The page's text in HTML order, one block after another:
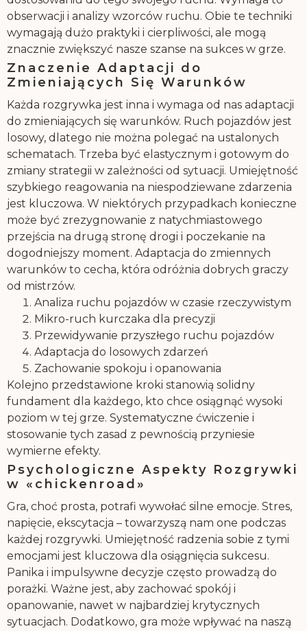
obserwacji i analizy wzorców ruchu. Obie te techniki
wymagają dużo praktyki i cierpliwości, ale mogą
znacznie zwiększyć nasze szanse na sukces w grze.
Znaczenie Adaptacji do
Zmieniających Się Warunków
Każda rozgrywka jest inna i wymaga od nas adaptacji
do zmieniających się warunków. Ruch pojazdów jest
losowy, dlatego nie można polegać na ustalonych
schematach. Trzeba być elastycznym i gotowym do
zmiany strategii w zależności od sytuacji. Umiejętność
szybkiego reagowania na niespodziewane zdarzenia
jest kluczowa. W niektórych przypadkach konieczne
może być zrezygnowanie z natychmiastowego
przejścia na drugą stronę drogi i poczekanie na
dogodniejszy moment. Adaptacja do zmiennych
warunków to cecha, która odróżnia dobrych graczy
od mistrzów.
Analiza ruchu pojazdów w czasie rzeczywistym
Mikro-ruch kurczaka dla precyzji
Przewidywanie przyszłego ruchu pojazdów
Adaptacja do losowych zdarzeń
Zachowanie spokoju i opanowania
Kolejno przedstawione kroki stanowią solidny
fundament dla każdego, kto chce osiągnąć wysoki
poziom w tej grze. Systematyczne ćwiczenie i
stosowanie tych zasad z pewnością przyniesie
wymierne efekty.
Psychologiczne Aspekty Rozgrywki
w «chickenroad»
Gra, choć prosta, potrafi wywołać silne emocje. Stres,
napięcie, ekscytacja – towarzyszą nam one podczas
każdej rozgrywki. Umiejętność radzenia sobie z tymi
emocjami jest kluczowa dla osiągnięcia sukcesu.
Panika i impulsywne decyzje często prowadzą do
porażki. Ważne jest, aby zachować spokój i
opanowanie, nawet w najbardziej krytycznych
sytuacjach. Dodatkowo, gra może wpływać na naszą